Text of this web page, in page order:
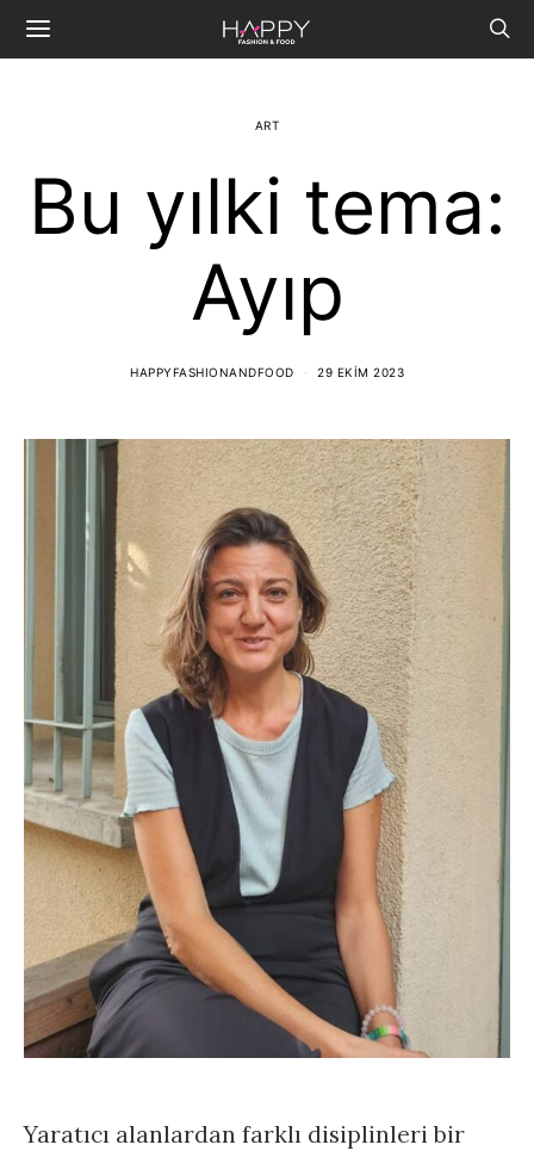
ART
Bu yılki tema:
Ayıp
HAPPYFASHIONANDFOOD 29 EKIM 2023
Yaratıcı alanlardan farklı disiplinleri bir